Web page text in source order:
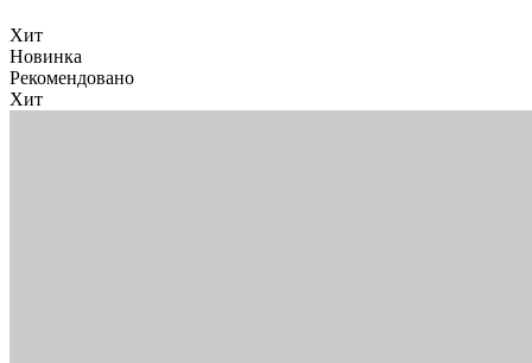
Хит
Новинка
Рекомендовано
Хит